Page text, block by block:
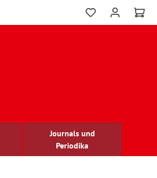
Journals und
Periodika